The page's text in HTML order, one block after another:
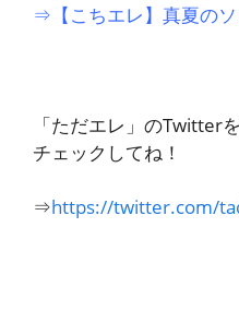
⇒【こちエレ】真夏の
「ただエレ」のTwitter
チェックしてね！
⇒https://twitter.com/